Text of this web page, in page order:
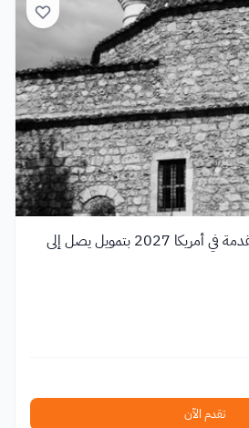
زمالة معهد الدراسات المتقدمة في أمريكا 2027 بتمويل يصل إلى
تقدم الآن